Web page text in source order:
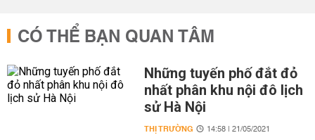
CÓ THỂ BẠN QUAN TÂM
Những tuyến phố đắt đỏ
nhất phân khu nội đô lịch
sử Hà Nội
THỊ TRƯỜNG 14:58 | 21/05/2021